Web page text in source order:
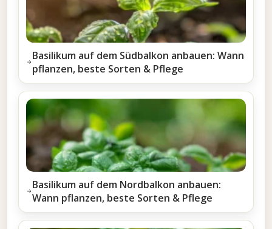
Basilikum auf dem Südbalkon anbauen: Wann
pflanzen, beste Sorten & Pflege
Basilikum auf dem Nordbalkon anbauen:
Wann pflanzen, beste Sorten & Pflege